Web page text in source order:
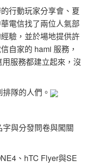
行動玩家分享會、夏
電信找了兩位人氣部
驗，並於場地提供許
自家的 hami 服務，
服務都建立起來，沒
隊的人們。
與分發問卷與闖關
、hTC Flyer與SE